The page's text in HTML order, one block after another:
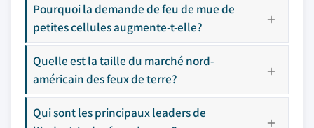
Pourquoi la demande de feu de mue de
petites cellules augmente-t-elle?
Quelle est la taille du marché nord-
américain des feux de terre?
Qui sont les principaux leaders de